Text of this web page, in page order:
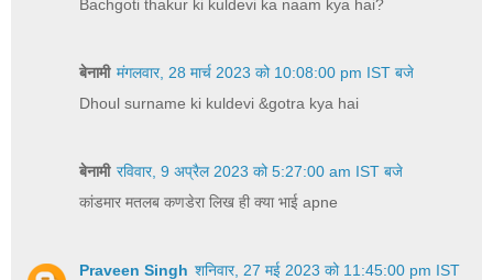
Bachgoti thakur ki kuldevi ka naam kya hai?
बेनामी मंगलवार, 28 मार्च 2023 को 10:08:00 pm IST बजे
Dhoul surname ki kuldevi &gotra kya hai
बेनामी रविवार, 9 अप्रैल 2023 को 5:27:00 am IST बजे
कांडमार मतलब कणडेरा लिख ही क्या भाई apne
Praveen Singh शनिवार, 27 मई 2023 को 11:45:00 pm IST